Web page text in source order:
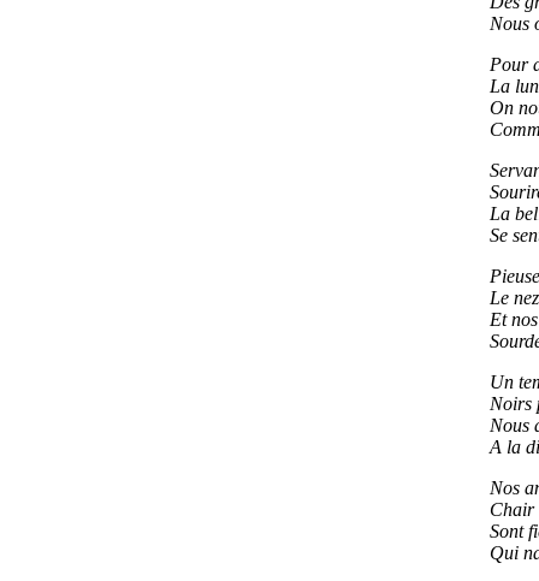
Nous
Pour
La
On
La
Se
Le
Et
Un
Noirs
Nous
A la
Nos
Chair
Sont
Qui